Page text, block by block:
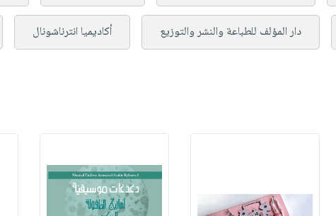
دار المؤلف للطباعة والنشر والتوزيع أكاديميا انترناشونال